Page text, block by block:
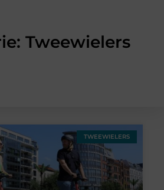
Tweewielers
TWEEWIELERS